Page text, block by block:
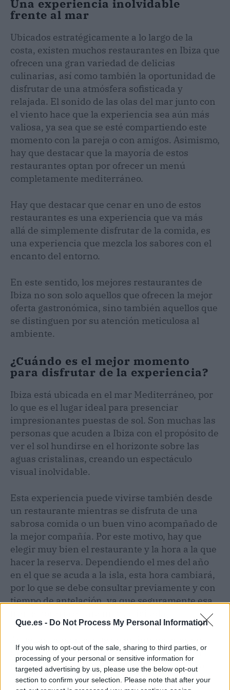
Que.es - Do Not Process My Personal Information
If you wish to opt-out of the sale, sharing to third parties, or
processing of your personal or sensitive information for
targeted advertising by us, please use the below opt-out
section to confirm your selection. Please note that after your
Una experiencia inolvidable
frente al mar
Ubicados estratégicamente a lo largo de la
costa, existen muchos restaurantes en Ibiza que
ofrecen una gran variedad de delicias
culinarias, así como también la oportunidad de
disfrutar de una atmósfera sofisticada y
relajada. El sonido de las olas del mar junto con
el viento hace que la experiencia sea aún más
valiosa, ya sea que se esté compartiendo este
momento con la pareja o con amigos. Asimismo,
hay que destacar que la mayoría de estos
restaurantes optan por ofrecer un menú
completamente mediterráneo.
Hay que destacar que cenar en uno de estos
restaurantes es una experiencia que va más
allá de simplemente disfrutar de la comida, es
una experiencia que mezcla los sabores con el
encanto del entorno.
En este sentido, los mejores restaurantes de
Ibiza no son solo aquellos que ofrecen la mejor
oferta gastronómica, sino también aquellos que
se distinguen por su atención meticulosa al
ambiente.
¿Cuándo es el mejor momento
para disfrutar de la experiencia?
Ibiza está ubicada en el mar Mediterráneo, por
lo que es el lugar ideal para presenciar
impresionantes puestas de sol. Son muchas las
personas que acuden a Ibiza con el propósito de
ver el sol hundirse en el horizonte sobre las
aguas cristalinas, creando un espectáculo
visual inolvidable.
Esta experiencia puede vivirse también desde
un restaurante mientras se disfruta de una
sabrosa comida o un buen vino acompañado de
la mejor compañía. Por este motivo, hay que
elegir muy bien el restaurante y la hora a la que
hacer la reserva. Dependiendo el mes del año
en el que se acuda a la isla, esta hora cambiará,
por lo que se debe consultar previamente y con
tiempo de antelación, ya que seguramente esa
disfrutar de una maravillosa velada en Ibiza,
pueden contar con Float Your Boat Ibiza para
saber cuáles son los mejores restaurantes de